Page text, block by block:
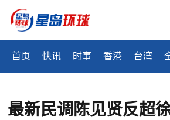
首页 快讯 时事 香港 台湾
最新民调陈见贤反超